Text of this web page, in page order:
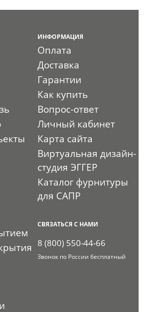
ИНФОРМАЦИЯ
Оплата
Доставка
Гарантии
Как купить
Вопрос-ответ
Личный кабинет
Карта сайта
Виртуальная дизайн-
студия ЭГГЕР
Каталог фурнитуры
для САПР
СВЯЗАТЬСЯ С НАМИ
8 (800) 550-44-66
Звонок по России бесплатный